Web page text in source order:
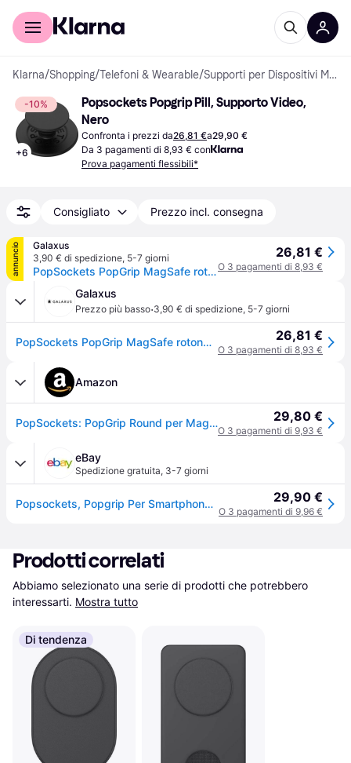
Per il tuo shopping
Klarna/Shopping/Telefoni & Wearable/ Supporti per Dispositivi Mobili
-10%
+6
Popsockets Popgrip Pill, Supporto Video,
Nero
Confronta i prezzi da26,81 €a29,90 €
Da 3 pagamenti di 8,93 € con
Prova pagamenti flessibili*
Consigliato Prezzo incl. consegna
annuncio
Galaxus
3,90 € di spedizione, 5-7 giorni
PopSockets PopGrip MagSafe rotondo nero, Supporto per smartphone, Nero
26,81 €
O 3 pagamenti di 8,93 €
Galaxus
Prezzo più basso·3,90 € di spedizione, 5-7 giorni
PopSockets PopGrip MagSafe rotondo nero, Supporto per smartphone, Nero 26,81 €
O 3 pagamenti di 8,93 €
Amazon
PopSockets: PopGrip Round per Magsafe - Anello Adattatore per MagSafe Incluso - Supporto e Impugnatura per Telefoni Cellulari e Custodia con un Top Intercambiabile - Black 29,80 €
O 3 pagamenti di 9,93 €
eBay
Spedizione gratuita, 3-7 giorni
Popsockets, Popgrip Per Smartphone Universale Compatibile Con 29,90 €
O 3 pagamenti di 9,96 €
Prodotti correlati
Abbiamo selezionato una serie di prodotti che potrebbero
interessarti. Mostra tutto
Di tendenza